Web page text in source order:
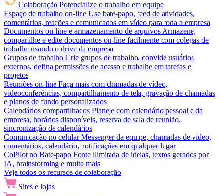
Colaboração Potencialize o trabalho em equipe
Espaço de trabalho on-line Use bate-papo, feed de atividades,
comentários, reações e comunicados em vídeo para toda a empresa
Documentos on-line e armazenamento de arquivos Armazene,
compartilhe e edite documentos on-line facilmente com colegas de
trabalho usando o drive da empresa
Grupos de trabalho Crie grupos de trabalho, convide usuários
externos, defina permissões de acesso e trabalhe em tarefas e
projetos
Reuniões on-line Faça mais com chamadas de vídeo,
videoconferências, compartilhamento de tela, gravação de chamadas
e planos de fundo personalizados
Calendários compartilhados Planeje com calendário pessoal e da
empresa, horários disponíveis, reserva de sala de reunião,
sincronização de calendários
Comunicação no celular Messenger da equipe, chamadas de vídeo,
comentários, calendário, notificações em qualquer lugar
CoPilot no Bate-papo Fonte ilimitada de ideias, textos gerados por
IA, brainstorming e muito mais
Veja todos os recursos de colaboração
Sites e lojas